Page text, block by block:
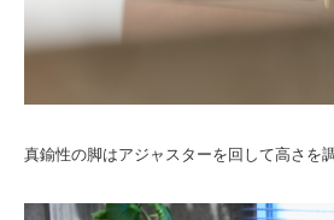
真鍮性の脚はアジャスターを回して高さを